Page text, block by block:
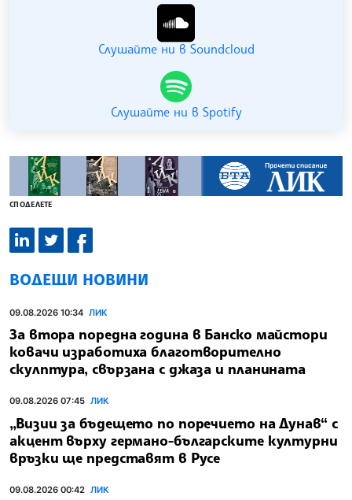
Слушайте ни в Soundcloud
Слушайте ни в Spotify
СПОДЕЛЕТЕ
ВОДЕЩИ НОВИНИ
09.08.2026 10:34 ЛИК
За втора поредна година в Банско майстори
ковачи изработиха благотворително
скулптура, свързана с джаза и планината
09.08.2026 07:45 ЛИК
„Визии за бъдещето по поречието на Дунав“ с
акцент върху германо-българските културни
връзки ще представят в Русе
09.08.2026 00:42 ЛИК